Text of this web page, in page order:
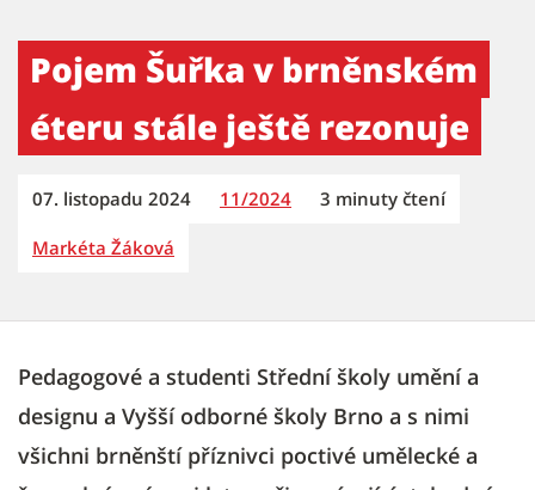
Pojem Šuřka v brněnském
éteru stále ještě rezonuje
07. listopadu 2024 11/2024 3 minuty čtení
Markéta Žáková
Pedagogové a studenti Střední školy umění a
designu a Vyšší odborné školy Brno a s nimi
všichni brněnští příznivci poctivé umělecké a